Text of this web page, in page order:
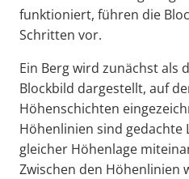
funktioniert, führen die
Schritten vor.
Ein Berg wird zunächst als
Blockbild dargestellt, auf
Höhenschichten
Höhenlinien sind gedachte
gleicher Höhenlage
Zwischen den Höhenlinien